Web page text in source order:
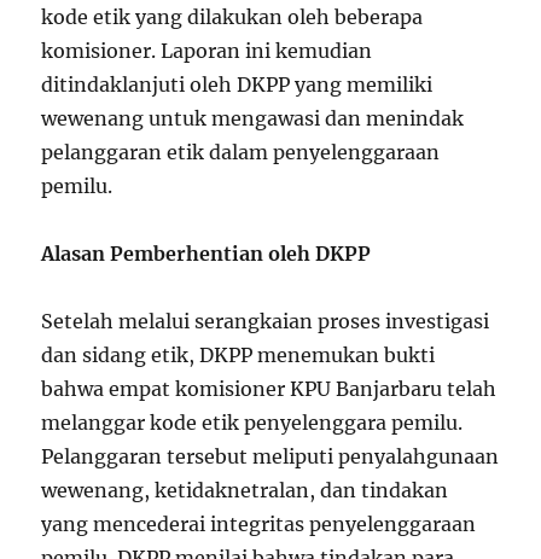
kode etik yang dilakukan oleh beberapa
komisioner. Laporan ini kemudian
ditindaklanjuti oleh DKPP yang memiliki
wewenang untuk mengawasi dan menindak
pelanggaran etik dalam penyelenggaraan
pemilu.
Alasan Pemberhentian oleh DKPP
Setelah melalui serangkaian proses investigasi
dan sidang etik, DKPP menemukan bukti
bahwa empat komisioner KPU Banjarbaru telah
melanggar kode etik penyelenggara pemilu.
Pelanggaran tersebut meliputi penyalahgunaan
wewenang, ketidaknetralan, dan tindakan
yang mencederai integritas penyelenggaraan